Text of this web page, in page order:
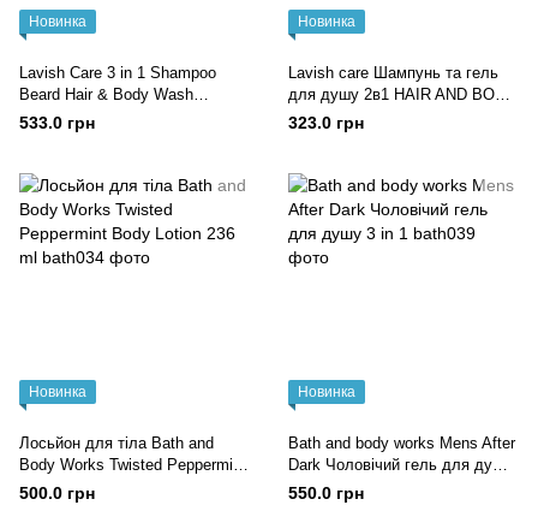
Новинка
Lavish Care 3 in 1 Shampoo
Beard Hair & Body Wash
Шампунь для бороди, волосся
та тіла 3в1
533.0 грн
Новинка
Lavish care Шампунь та гель
для душу 2в1 HAIR AND BODY
WASH 300 ml
323.0 грн
Новинка
Лосьйон для тіла Bath and
Body Works Twisted Peppermint
Body Lotion 236 ml
500.0 грн
Новинка
Bath and body works Mens After
Dark Чоловічий гель для душу
3 in 1
550.0 грн